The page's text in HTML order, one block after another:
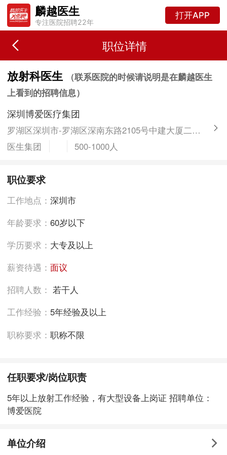
麟越医生
专注医院招聘22年
打开APP
职位详情
放射科医生
（联系医院的时候请说明是在麟越医生
上看到的招聘信息）
深圳博爱医疗集团
罗湖区深圳市-罗湖区深南东路2105号中建大厦二楼博爱医疗集团人力资源部
医生集团
500-1000人
职位要求
工作地点：深圳市
年龄要求：60岁以下
学历要求： 大专及以上
薪资待遇：面议
招聘人数：若干人
工作经验：5年经验及以上
职称要求：职称不限
任职要求/岗位职责
5年以上放射工作经验，有大型设备上岗证 招聘单位：
博爱医院
单位介绍